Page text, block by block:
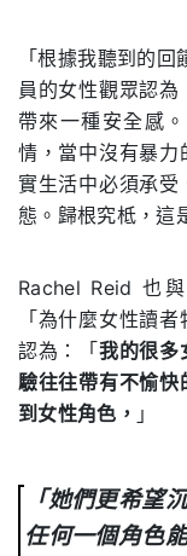
「根據我聽到的
員的女性觀眾認
帶來一種安全感
情，當中沒有暴
實生活中必須承
態。歸根究柢，這
Rachel Reid 也
「為什麼女性讀
認為：「我的很多
驗往往帶有不愉
到女性角色， 」
「她們更希望
任何一個角色